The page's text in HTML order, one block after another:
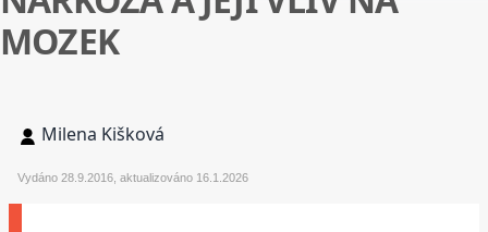
MOZEK
Milena Kišková
Vydáno 28.9.2016, aktualizováno 16.1.2026